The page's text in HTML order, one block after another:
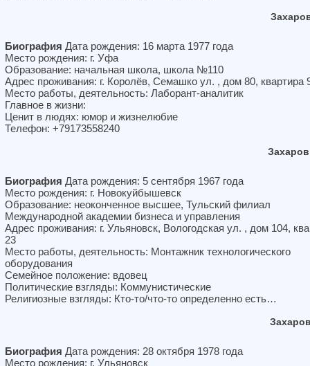
Биография Дата рождения: 16 марта 1977 года
Место рождения: г. Уфа
Образование: начальная школа, школа №110
Адрес проживания: г. Королёв, Семашко ул. , дом 80, квартира
Место работы, деятельность: Лаборант-аналитик
Главное в жизни:
Ценит в людях: юмор и жизнелюбие
Телефон: +79173558240
Биография Дата рождения: 5 сентября 1967 года
Место рождения: г. Новокуйбышевск
Образование: неоконченное высшее, Тульский филиал
Международной академии бизнеса и управления
Адрес проживания: г. Ульяновск, Вологодская ул. , дом 104,
23
Место работы, деятельность: Монтажник технологического
оборудования
Семейное положение: вдовец
Политические взгляды: Коммунистические
Религиозные взгляды: Кто-то/что-то определенно есть…
Биография Дата рождения: 28 октября 1978 года
Место рождения: г. Ульяновск